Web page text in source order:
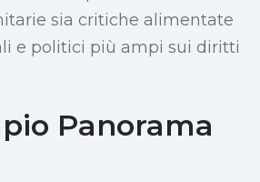
sia critiche alimentate
e politici più ampi sui diritti
Panorama